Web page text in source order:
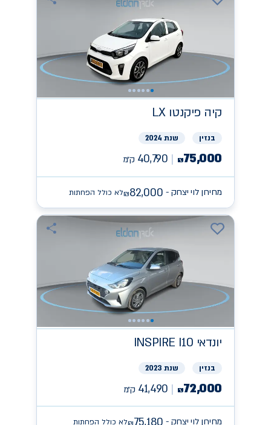
קיה פיקנטו LX
בנזין שנת 2024
₪75,000
40,790 ק״מ
מחירון לוי יצחק - ₪82,000 לא כולל הפחתות
יונדאי INSPIRE I10
בנזין שנת 2023
₪72,000
41,490 ק״מ
מחירון לוי יצחק - לא כולל הפחתות